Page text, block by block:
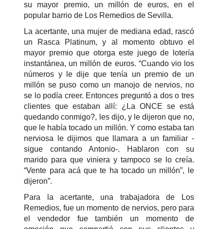
su mayor premio, un millón de euros, en el
popular barrio de Los Remedios de Sevilla.
La acertante, una mujer de mediana edad, rascó
un Rasca Platinum, y al momento obtuvo el
mayor premio que otorga este juego de lotería
instantánea, un millón de euros. “Cuando vio los
números y le dije que tenía un premio de un
millón se puso como un manojo de nervios, no
se lo podía creer. Entonces preguntó a dos o tres
clientes que estaban allí: ¿La ONCE se está
quedando conmigo?, les dijo, y le dijeron que no,
que le había tocado un millón. Y como estaba tan
nerviosa le dijimos que llamara a un familiar -
sigue contando Antonio-. Hablaron con su
marido para que viniera y tampoco se lo creía.
“Vente para acá que te ha tocado un millón”, le
dijeron”.
Para la acertante, una trabajadora de Los
Remedios, fue un momento de nervios, pero para
el vendedor fue también un momento de